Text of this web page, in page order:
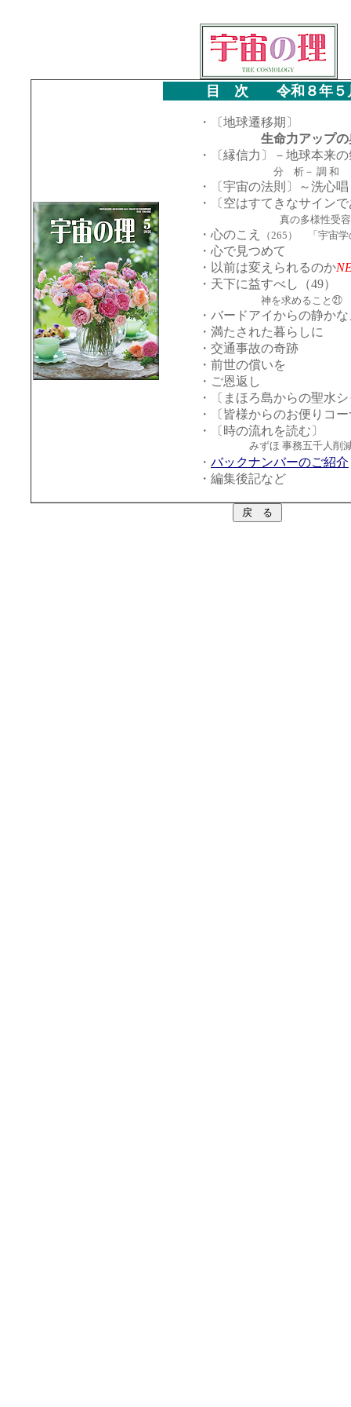
目 次 令和８年５
・〔地球遷移期〕
生命力アップ
・〔縁信力〕－地球本来
分 析－ 調 和
・〔宇宙の法則〕～洗心唱
・〔空はすてきなサイン
真の多様性受
・心のこえ （265） 「宇宙
・心で見つめて
・以前は変えられるのか
・天下に益すべし（49）
神を求めること㉑
・バードアイからの静か
・満たされた暮らしに
・交通事故の奇跡
・前世の償いを
・ご恩返し
・〔まほろ島からの聖水
・〔皆様からのお便りコ
・〔時の流れを読む〕
みずほ 事務五千人削
・ バックナンバーのご紹介
・編集後記など